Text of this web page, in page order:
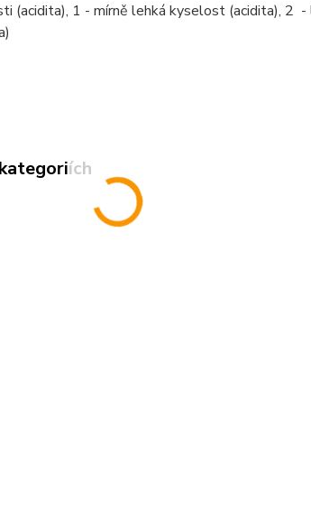
(acidita), 1 - mírně lehká kyselost (acidita), 2